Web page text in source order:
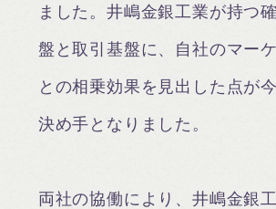
ました。井嶋金銀工業が持つ
盤と取引基盤に、自社のマー
との相乗効果を見出した点が
決め手となりました。
両社の協働により、井嶋金銀